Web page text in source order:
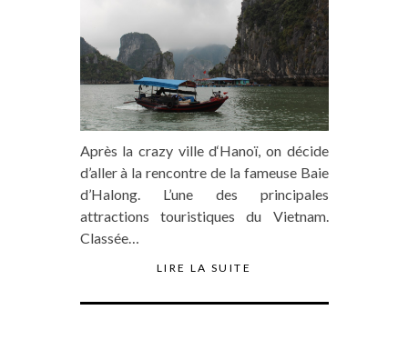
Après la crazy ville d‘Hanoï, on décide
d’aller à la rencontre de la fameuse Baie
d’Halong. L’une des principales
attractions touristiques du Vietnam.
Classée…
LIRE LA SUITE